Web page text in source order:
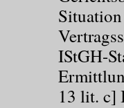
IStGH-
13 lit. c]